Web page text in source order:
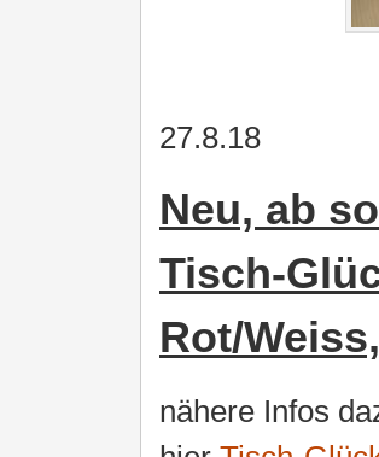
27.8.18
Neu, ab
Tisch-
Rot/
nähere Infos